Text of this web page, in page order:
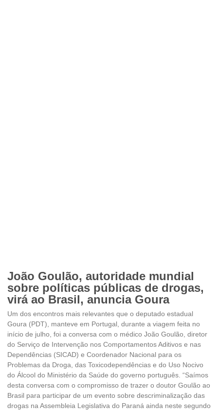
João Goulão, autoridade mundial
sobre políticas públicas de drogas,
virá ao Brasil, anuncia Goura
Um dos encontros mais relevantes que o deputado estadual
Goura (PDT), manteve em Portugal, durante a viagem feita no
início de julho, foi a conversa com o médico João Goulão, diretor
do Serviço de Intervenção nos Comportamentos Aditivos e nas
Dependências (SICAD) e Coordenador Nacional para os
Problemas da Droga, das Toxicodependências e do Uso Nocivo
do Álcool do Ministério da Saúde do governo português. “Saímos
desta conversa com o compromisso de trazer o doutor Goulão ao
Brasil para participar de um evento sobre descriminalização das
drogas na Assembleia Legislativa do Paraná ainda neste segundo